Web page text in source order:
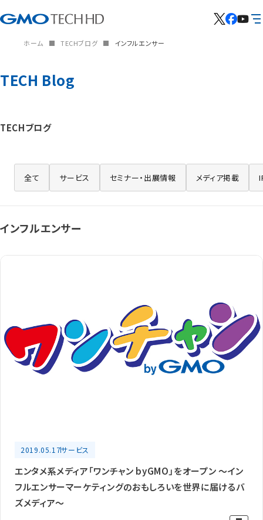
ホーム TECHブログ インフルエンサー
TECH Blog
TECHブログ
全て サービス セミナー・出展情報 メディア掲載
インフルエンサー
2019.05.17サービス
エンタメ系メディア「ワンチャン byGMO」をオープン ～イン
フルエンサーマーケティングのおもしろいを世界に届けるバ
ズメディア～